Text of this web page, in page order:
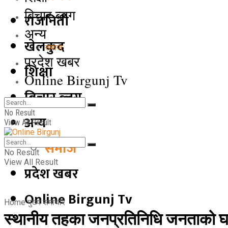
राजनिती
खेलकुद
शिक्षा
बिचार ब्लग
अन्य
समाज
प्रदेश खबर
Online Birgunj Tv
बिचार ब्लग
अन्य
समाज
प्रदेश खबर
Online Birgunj Tv
No Result
View All Result
No Result
View All Result
Home मुख्य समाचार
स्थानीय तहका जनप्रतिनिधि जनताको